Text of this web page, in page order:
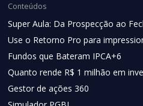
Conteúdos
Super Aula: Da Prospecção ao
Use o Retorno Pro para
Fundos que Bateram IPCA+6
Quanto rende R$ 1 milhão em
Gestor de ações 360